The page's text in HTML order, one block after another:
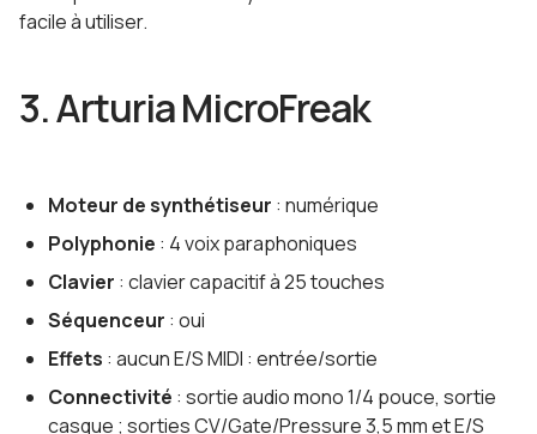
facile à utiliser.
3. Arturia MicroFreak
Moteur de synthétiseur : numérique
Polyphonie : 4 voix paraphoniques
Clavier : clavier capacitif à 25 touches
Séquenceur : oui
Effets : aucun E/S MIDI : entrée/sortie
Connectivité : sortie audio mono 1/4 pouce, sortie
casque ; sorties CV/Gate/Pressure 3,5 mm et E/S